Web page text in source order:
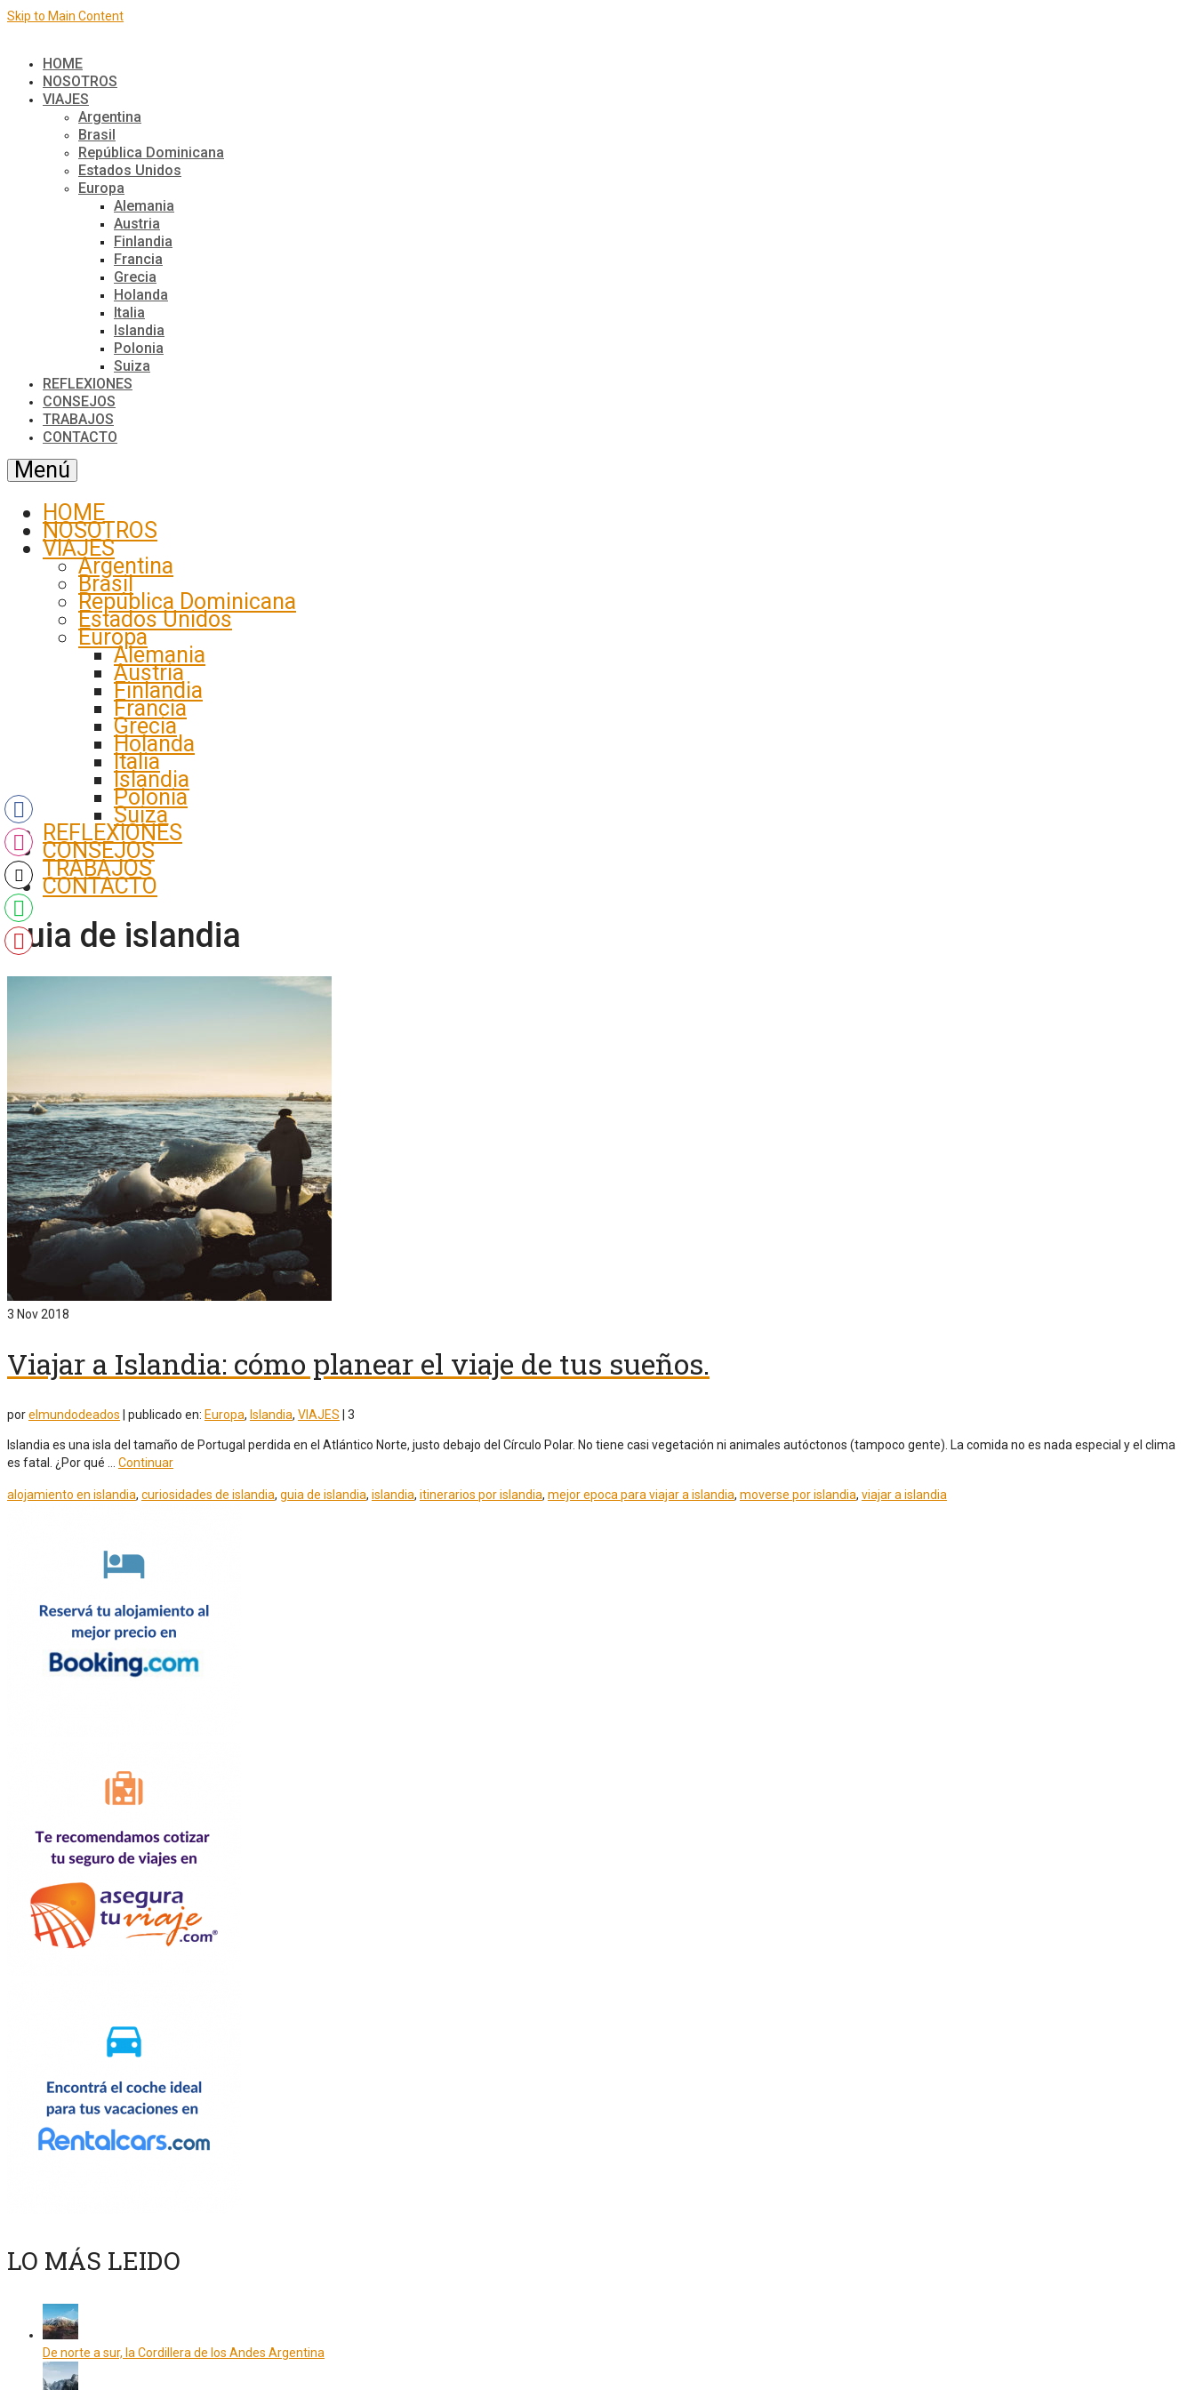
Skip to Main Content
HOME
NOSOTROS
VIAJES
Argentina
Brasil
República Dominicana
Estados Unidos
Europa
Alemania
Austria
Finlandia
Francia
Grecia
Holanda
Italia
Islandia
Polonia
Suiza
REFLEXIONES
CONSEJOS
TRABAJOS
CONTACTO
Menú
HOME
NOSOTROS
VIAJES
Argentina
Brasil
República Dominicana
Estados Unidos
Europa
Alemania
Austria
Finlandia
Francia
Grecia
Holanda
Italia
Islandia
Polonia
Suiza
REFLEXIONES
CONSEJOS
TRABAJOS
CONTACTO
guia de islandia
3 Nov 2018
Viajar a Islandia: cómo planear el viaje de tus sueños.
porelmundodeados publicado en: Europa, Islandia, VIAJES 3
Islandia es una isla del tamaño de Portugal perdida en el Atlántico Norte, justo debajo del Círculo Polar. No tiene casi vegetación ni animales autóctonos (tampoco gente). La comida no es nada especial y el clima
es fatal. ¿Por qué … Continuar
alojamiento en islandia, curiosidades de islandia, guia de islandia, islandia, itinerarios por islandia, mejor epoca para viajar a islandia, moverse por islandia, viajar a islandia
LO MÁS LEIDO
De norte a sur, la Cordillera de los Andes Argentina